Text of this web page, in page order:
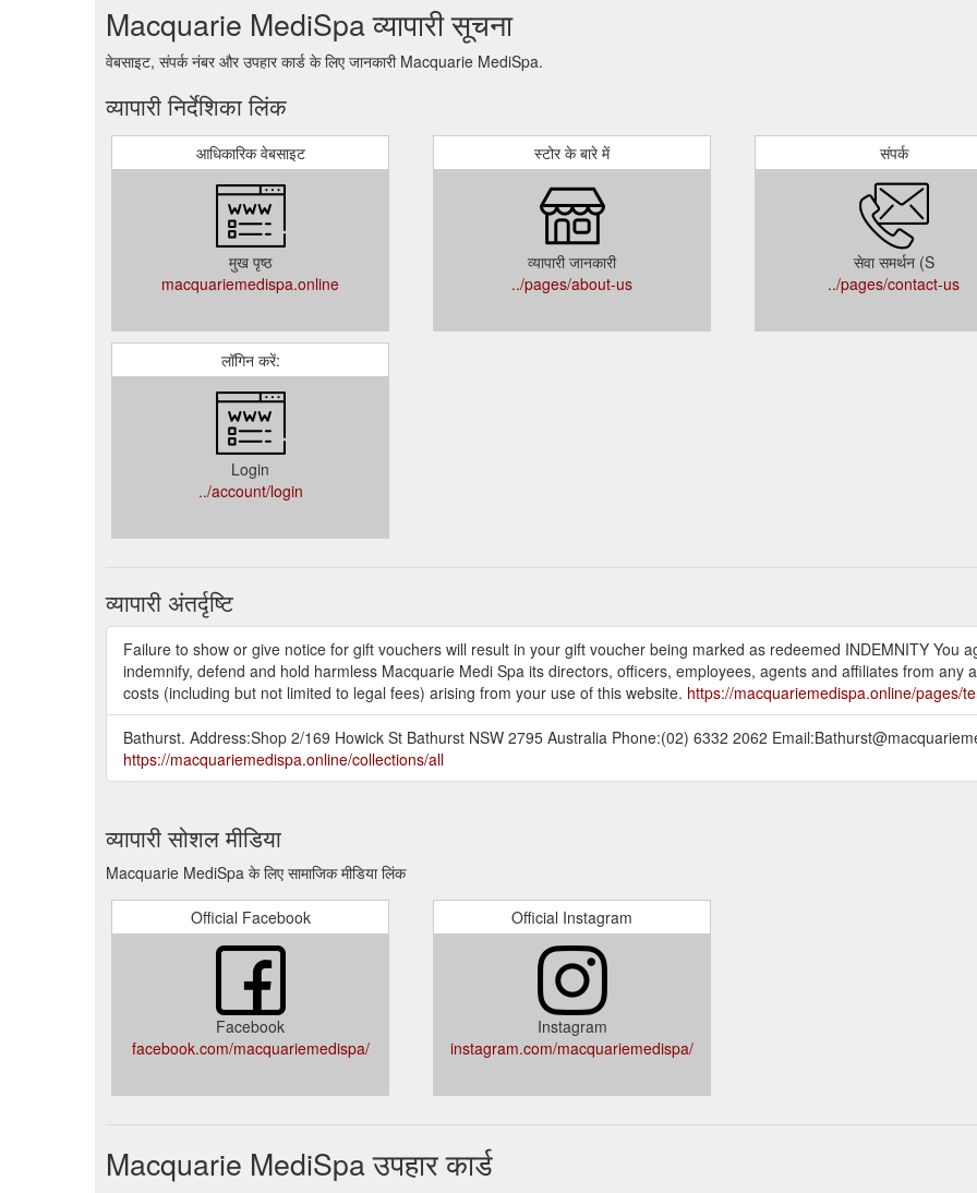
Macquarie MediSpa व्यापारी सूचना
वेबसाइट, संपर्क नंबर और उपहार कार्ड के लिए जानकारी Macquarie MediSpa.
व्यापारी निर्देशिका लिंक
आधिकारिक वेबसाइट
मुख पृष्ठ
macquariemedispa.online
स्टोर के बारे में
व्यापारी जानकारी
../pages/about-us
संपर्क
सेवा समर्थन (S
../pages/contact-us
लॉगिन करें:
Login
../account/login
व्यापारी अंतर्दृष्टि
Failure to show or give notice for gift vouchers will result in your gift voucher being marked as redeemed INDEMNITY You
indemnify, defend and hold harmless Macquarie Medi Spa its directors, officers, employees, agents and affiliates from any
costs (including but not limited to legal fees) arising from your use of this website. https://macquariemedispa.online/pages/
Bathurst. Address:Shop 2/169 Howick St Bathurst NSW 2795 Australia Phone:(02) 6332 2062
https://macquariemedispa.online/collections/all
व्यापारी सोशल मीडिया
Macquarie MediSpa के लिए सामाजिक मीडिया लिंक
Official Facebook
Facebook
facebook.com/macquariemedispa/
Official Instagram
Instagram
instagram.com/macquariemedispa/
Macquarie MediSpa उपहार कार्ड